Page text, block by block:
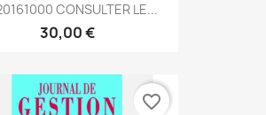
CONSULTER LE...
30,00 €
favorite_border